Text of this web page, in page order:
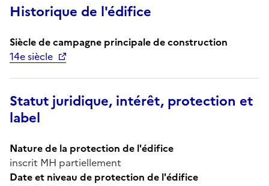
Historique de l'édifice
Siècle de campagne principale de construction
14e siècle
Statut juridique, intérêt, protection et
label
Nature de la protection de l'édifice
inscrit MH partiellement
Date et niveau de protection de l'édifice